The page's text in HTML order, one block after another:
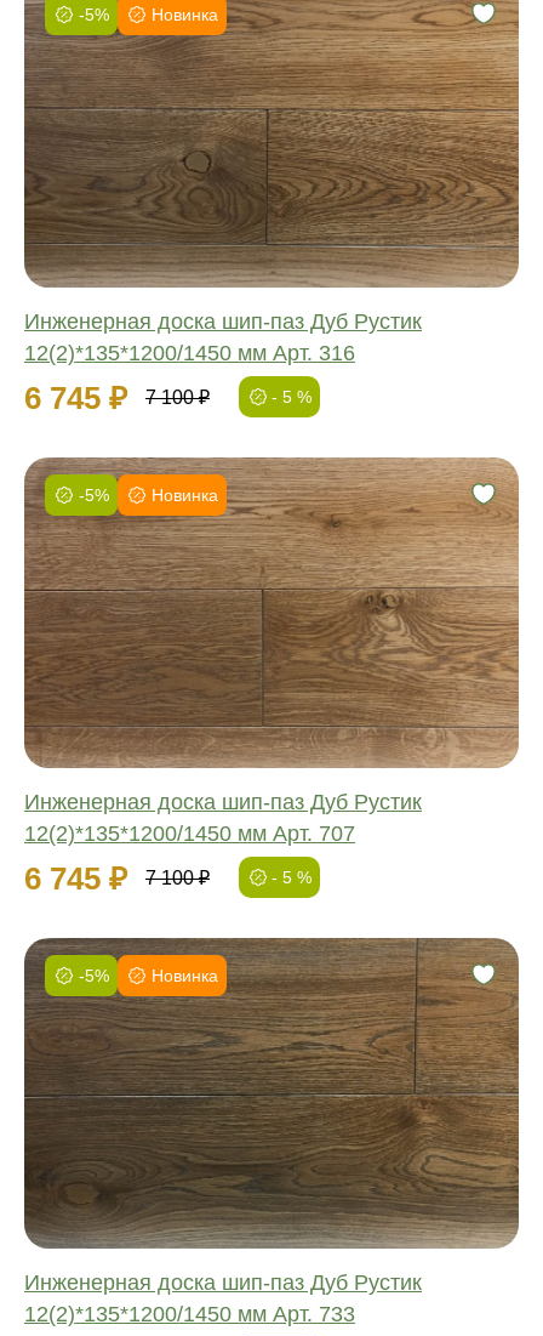
-5% Новинка
Инженерная доска шип-паз Дуб Рустик
12(2)*135*1200/1450 мм Арт. 316
6 745 ₽ 7 100 ₽ - 5 %
Фаска:
Соединение:
Обработка:
Длина:
Ширина:
Толщина:
-5% Новинка
Инженерная доска шип-паз Дуб Рустик
12(2)*135*1200/1450 мм Арт. 707
6 745 ₽ 7 100 ₽ - 5 %
Фаска:
Соединение:
Обработка:
Длина:
Ширина:
Толщина:
-5% Новинка
Инженерная доска шип-паз Дуб Рустик
12(2)*135*1200/1450 мм Арт. 733
Фаска:
Соединение:
Обработка:
Длина:
Ширина: